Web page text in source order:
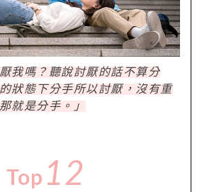
我嗎？聽說討厭的話不算分
狀態下分手所以討厭，沒有重
就是分手。」
Top 12